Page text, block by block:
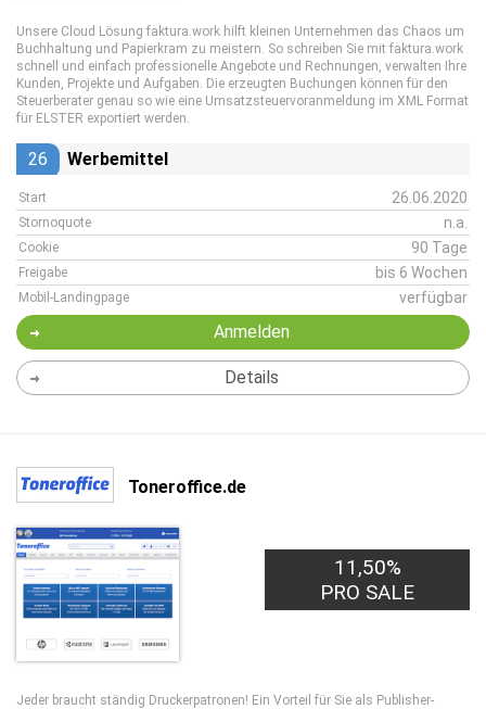
Unsere Cloud Lösung faktura.work hilft kleinen Unternehmen das Chaos um
Buchhaltung und Papierkram zu meistern. So schreiben Sie mit faktura.work
schnell und einfach professionelle Angebote und Rechnungen, verwalten Ihre
Kunden, Projekte und Aufgaben. Die erzeugten Buchungen können für den
Steuerberater genau so wie eine Umsatzsteuervoranmeldung im XML Format
für ELSTER exportiert werden.
26 Werbemittel
Start 26.06.2020
Stornoquote n.a.
Cookie 90 Tage
Freigabe bis 6 Wochen
Mobil-Landingpage verfügbar
Anmelden
Details
Toneroffice.de
11,50%
PRO SALE
Jeder braucht ständig Druckerpatronen! Ein Vorteil für Sie als Publisher-